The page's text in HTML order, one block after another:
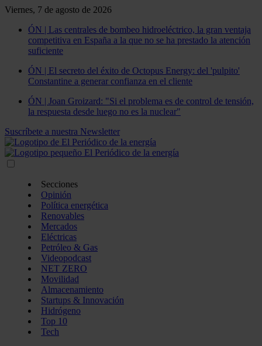
Viernes, 7 de agosto de 2026
ÓN | Las centrales de bombeo hidroeléctrico, la gran ventaja
competitiva en España a la que no se ha prestado la atención
suficiente
ÓN | El secreto del éxito de Octopus Energy: del 'pulpito'
Constantine a generar confianza en el cliente
ÓN | Joan Groizard: "Si el problema es de control de tensión,
la respuesta desde luego no es la nuclear"
Suscríbete a nuestra Newsletter
Secciones
Opinión
Política energética
Renovables
Mercados
Eléctricas
Petróleo & Gas
Videopodcast
NET ZERO
Movilidad
Almacenamiento
Startups & Innovación
Hidrógeno
Top 10
Tech